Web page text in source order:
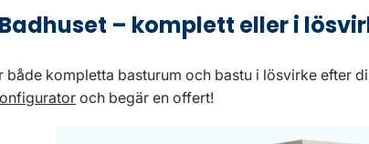
– komplett eller i
både kompletta basturum och bastu i lösvirke efter
och begär en offert!